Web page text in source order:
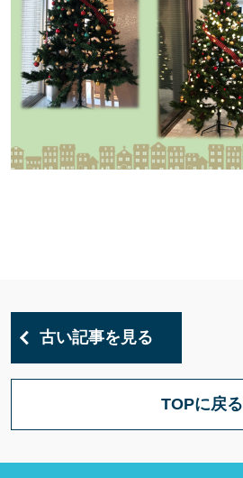
古い記事を見る
TOPに戻る